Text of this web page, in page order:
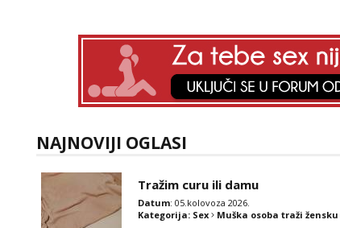
NAJNOVIJI OGLASI
Tražim curu ili damu
Datum: 05.kolovoza 2026.
Kategorija: Sex Muška osoba traži žensku